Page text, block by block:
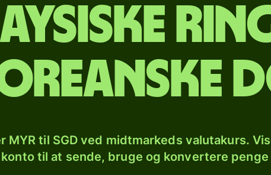
MYR til SGD ved midtmarkeds valutakurs.
til at sende, bruge og konvertere penge